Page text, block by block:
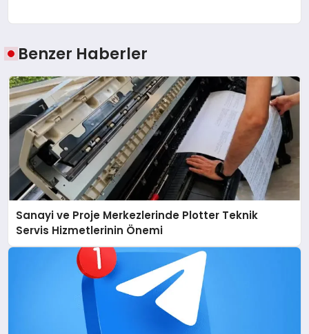
Benzer Haberler
Sanayi ve Proje Merkezlerinde Plotter Teknik
Servis Hizmetlerinin Önemi